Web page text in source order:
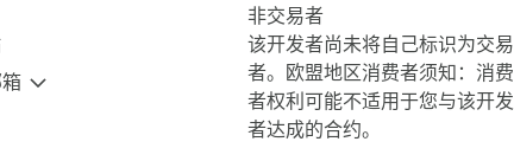
非交易者
该开发者尚未将自己标识为交易
者。欧盟地区消费者须知：消费
者权利可能不适用于您与该开发
者达成的合约。